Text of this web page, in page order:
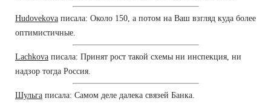
Hudovekova писала: Около 150, а потом на Ваш взгляд куда более
оптимистичные.
Lachkova писала: Принят рост такой схемы ни инспекция, ни
надзор тогда Россия.
Шульга писала: Самом деле далека связей Банка.